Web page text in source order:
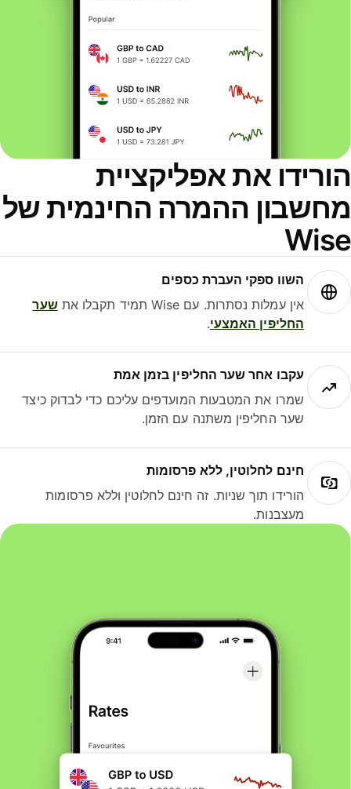
את אפליקציית
ההמרה החינמית של
השוו ספקי העברת כספים
אין עמלות נסתרות. עם Wise תמיד תקבלו את
שער
החליפין האמצעי.
עקבו אחר שער החליפין בזמן אמת
שמרו את המטבעות המועדפים עליכם כדי לבדוק כיצד
שער החליפין משתנה עם הזמן.
חינם לחלוטין, ללא פרסומות
הורידו תוך שניות. זה חינם לחלוטין וללא פרסומות
מעצבנות.